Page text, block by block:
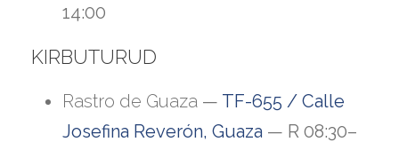
14:00
KIRBUTURUD
Rastro de Guaza — TF-655 / Calle
Josefina Reverón, Guaza — R 08:30–